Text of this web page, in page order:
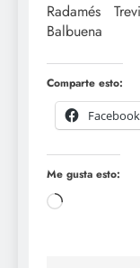
Radamés
Balbuena
Comparte esto:
Facebook
Me gusta esto:
Cargando...